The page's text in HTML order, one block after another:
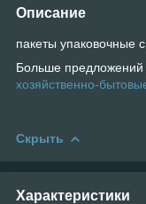
Описание
пакеты упаковочные
Больше предложений
хозяйственно-
Скрыть
Характеристики